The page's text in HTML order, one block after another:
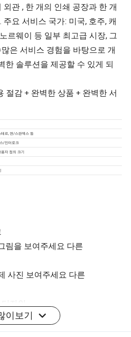
관 , 한 개의 인쇄 공장과 한 개
요 서비스 국가: 미국, 호주, 캐
르웨이 등 일부 최고급 시장, 그
은 서비스 경험을 바탕으로 개
한 솔루션을 제공할 수 있게 되
절감 + 완벽한 상품 + 완벽한 서
림을 보여주세요 다른
사진 보여주세요 다른
자인
태그, 행태그 및 패키지 백과 함
이보기